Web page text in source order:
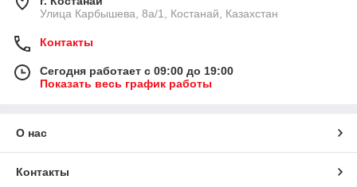
Улица Карбышева, 8а/1, Костанай, Казахстан
Контакты
Сегодня работает с 09:00 до 19:00
Показать весь график работы
О нас
Контакты